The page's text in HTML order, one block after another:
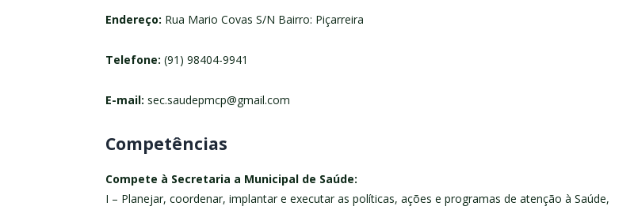
Endereço: Rua Mario Covas S/N Bairro: Piçarreira
Telefone: (91) 98404-9941
E-mail: sec.saudepmcp@gmail.com
Competências
Compete à Secretaria a Municipal de Saúde:
I – Planejar, coordenar, implantar e executar as políticas, ações e programas de atenção à Saúde,